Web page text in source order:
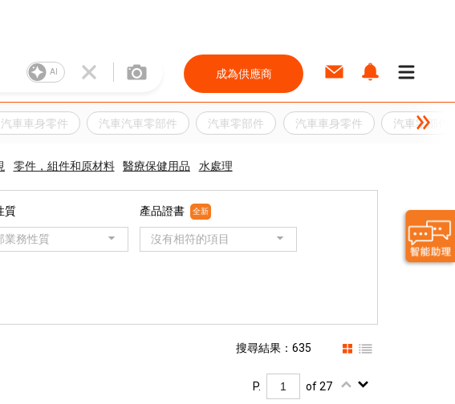
AI 成為供應商
汽車車身零件 汽車汽車零部件 汽車零部件 汽車車身零件 汽車零部件
零件，組件和原材料 醫療保健用品 水處理
質
業務性質
產品證書 全新
沒有相符的項目
搜尋結果：635
P. of 27